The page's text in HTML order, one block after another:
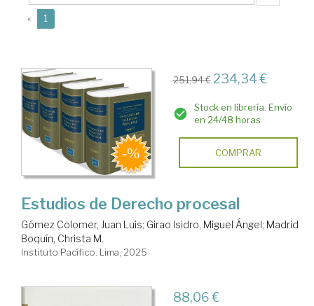
Pacífico
« 1
251,94 € 234,34 €
Stock en librería. Envío
en 24/48 horas
COMPRAR
Estudios de Derecho procesal
Gómez Colomer, Juan Luis; Girao Isidro, Miguel Ángel; Madrid
Boquín, Christa M.
Instituto Pacífico. Lima, 2025
88,06 €